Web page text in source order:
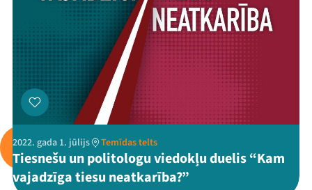
2022. gada 1. jūlijs Temīdas telts
Tiesnešu un politologu viedokļu duelis “Kam
vajadzīga tiesu neatkarība?”